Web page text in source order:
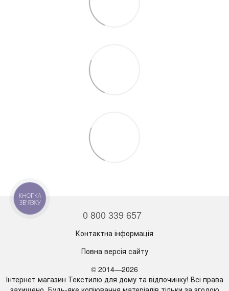
0 800 339 657
Контактна інформація
Повна версія сайту
© 2014—2026
Інтернет магазин Текстилю для дому та відпочинку! Всі права
КНОПКА
ЗВ'ЯЗКУ